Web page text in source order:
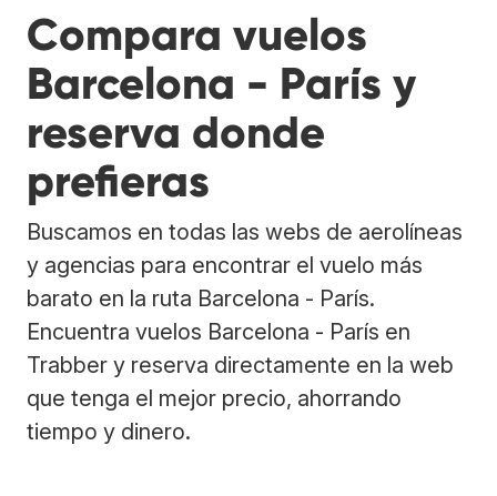
Compara vuelos
Barcelona - París y
reserva donde
prefieras
Buscamos en todas las webs de aerolíneas
y agencias para encontrar el vuelo más
barato en la ruta Barcelona - París.
Encuentra vuelos Barcelona - París en
Trabber y reserva directamente en la web
que tenga el mejor precio, ahorrando
tiempo y dinero.